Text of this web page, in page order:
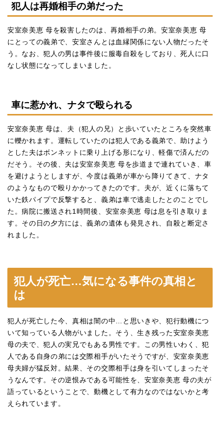
犯人は再婚相手の弟だった
安室奈美恵 母を殺害したのは、再婚相手の弟。安室奈美恵 母
にとっての義弟で、安室さんとは血縁関係にない人物だったそ
う。なお、犯人の男は事件後に服毒自殺をしており、死人に口
なし状態になってしまいました。
車に惹かれ、ナタで殴られる
安室奈美恵 母は、夫（犯人の兄）と歩いていたところを突然車
に轢かれます。運転していたのは犯人である義弟で、助けよう
とした夫はボンネットに乗り上げる形になり、軽傷で済んだの
だそう。その後、夫は安室奈美恵 母を歩道まで連れていき、車
を避けようとしますが、今度は義弟が車から降りてきて、ナタ
のようなもので殴りかかってきたのです。夫が、近くに落ちて
いた鉄パイプで反撃すると、義弟は車で逃走したとのことでし
た。病院に搬送され1時間後、安室奈美恵 母は息を引き取りま
す。その日の夕方には、義弟の遺体も発見され、自殺と断定さ
れました。
犯人が死亡…気になる事件の真相と
は
犯人が死亡した今、真相は闇の中…と思いきや、犯行動機につ
いて知っている人物がいました。そう、生き残った安室奈美恵
母の夫で、犯人の実兄でもある男性です。この男性いわく、犯
人である自身の弟には交際相手がいたそうですが、安室奈美恵
母夫婦が猛反対。結果、その交際相手は身を引いてしまったそ
うなんです。その逆恨みである可能性を、安室奈美恵 母の夫が
語っているということで、動機として有力なのではないかと考
えられています。